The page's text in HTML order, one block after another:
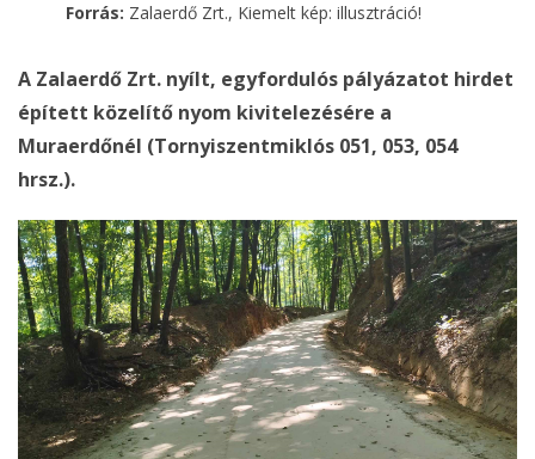
Forrás: Zalaerdő Zrt., Kiemelt kép: illusztráció!
A Zalaerdő Zrt. nyílt, egyfordulós pályázatot hirdet
épített közelítő nyom kivitelezésére a
Muraerdőnél (Tornyiszentmiklós 051, 053, 054
hrsz.).